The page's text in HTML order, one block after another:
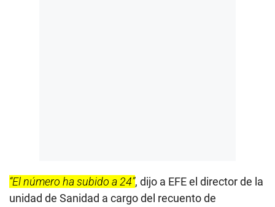
“El número ha subido a 24”, dijo a EFE el director de la
unidad de Sanidad a cargo del recuento de